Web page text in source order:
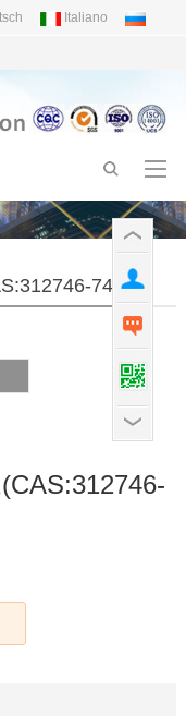
Italiano
74-0)